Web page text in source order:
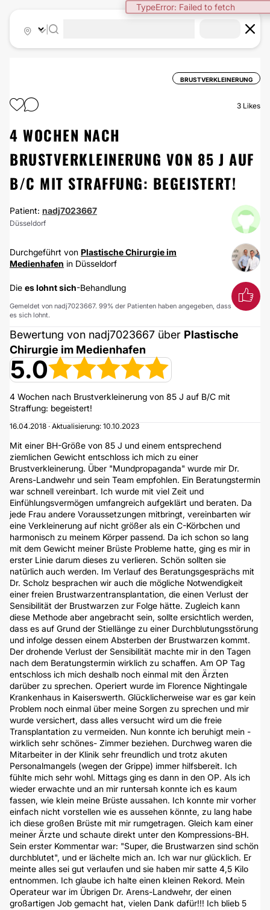
TypeError: Failed to fetch
BRUSTVERKLEINERUNG
3 Likes
4 WOCHEN NACH
BRUSTVERKLEINERUNG VON 85 J AUF
B/C MIT STRAFFUNG: BEGEISTERT!
Patient: nadj7023667
Düsseldorf
Durchgeführt von Plastische Chirurgie im
Medienhafen in Düsseldorf
Die es lohnt sich-Behandlung
Gemeldet von nadj7023667. 99% der Patienten haben angegeben, dass
es sich lohnt.
Bewertung von nadj7023667 über Plastische
Chirurgie im Medienhafen
5.0
4 Wochen nach Brustverkleinerung von 85 J auf B/C mit
Straffung: begeistert!
16.04.2018 · Aktualisierung: 10.10.2023
Mit einer BH-Größe von 85 J und einem entsprechend
ziemlichen Gewicht entschloss ich mich zu einer
Brustverkleinerung. Über "Mundpropaganda" wurde mir Dr.
Arens-Landwehr und sein Team empfohlen. Ein Beratungstermin
war schnell vereinbart. Ich wurde mit viel Zeit und
Einfühlungsvermögen umfangreich aufgeklärt und beraten. Da
jede Frau andere Voraussetzungen mitbringt, vereinbarten wir
eine Verkleinerung auf nicht größer als ein C-Körbchen und
harmonisch zu meinem Körper passend. Da ich schon so lang
mit dem Gewicht meiner Brüste Probleme hatte, ging es mir in
erster Linie darum dieses zu verlieren. Schön sollten sie
natürlich auch werden. Im Verlauf des Beratungsgesprächs mit
Dr. Scholz besprachen wir auch die mögliche Notwendigkeit
einer freien Brustwarzentransplantation, die einen Verlust der
Sensibilität der Brustwarzen zur Folge hätte. Zugleich kann
diese Methode aber angebracht sein, sollte ersichtlich werden,
dass es auf Grund der Stiellänge zu einer Durchblutungsstörung
und infolge dessen einem Absterben der Brustwarzen kommt.
Der drohende Verlust der Sensibilität machte mir in den Tagen
nach dem Beratungstermin wirklich zu schaffen. Am OP Tag
entschloss ich mich deshalb noch einmal mit den Ärzten
darüber zu sprechen. Operiert wurde im Florence Nightingale
Krankenhaus in Kaiserswerth. Glücklicherweise war es gar kein
Problem noch einmal über meine Sorgen zu sprechen und mir
wurde versichert, dass alles versucht wird um die freie
Transplantation zu vermeiden. Nun konnte ich beruhigt mein -
wirklich sehr schönes- Zimmer beziehen. Durchweg waren die
Mitarbeiter in der Klinik sehr freundlich und trotz akuten
Personalmangels (wegen der Grippe) immer hilfsbereit. Ich
fühlte mich sehr wohl. Mittags ging es dann in den OP. Als ich
wieder erwachte und an mir runtersah konnte ich es kaum
fassen, wie klein meine Brüste aussahen. Ich konnte mir vorher
einfach nicht vorstellen wie es aussehen könnte, zu lang habe
ich diese großen Brüste mit mir rumgetragen. Gleich kam einer
meiner Ärzte und schaute direkt unter den Kompressions-BH.
Sein erster Kommentar war: "Super, die Brustwarzen sind schön
durchblutet", und er lächelte mich an. Ich war nur glücklich. Er
meinte alles sei gut verlaufen und sie haben mir satte 4,5 Kilo
entnommen. Ich glaube ich halte einen kleinen Rekord. Mein
Operateur war im Übrigen Dr. Arens-Landwehr, der einen
großartigen Job gemacht hat, vielen Dank dafür!!! Ich blieb 5